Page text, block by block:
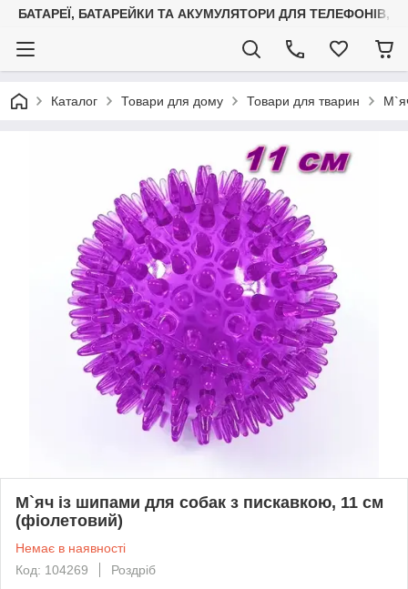
БАТАРЕЇ, БАТАРЕЙКИ ТА АКУМУЛЯТОРИ ДЛЯ ТЕЛЕФОНІВ,
Каталог Товари для дому Товари для тварин
М`яч із шипами для собак з пискавкою, 11 см
(фіолетовий)
Немає в наявності
Код: 104269
Роздріб